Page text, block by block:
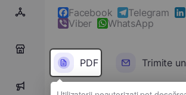
Facebook Telegram
Viber
WhatsApp
PDF Trimite